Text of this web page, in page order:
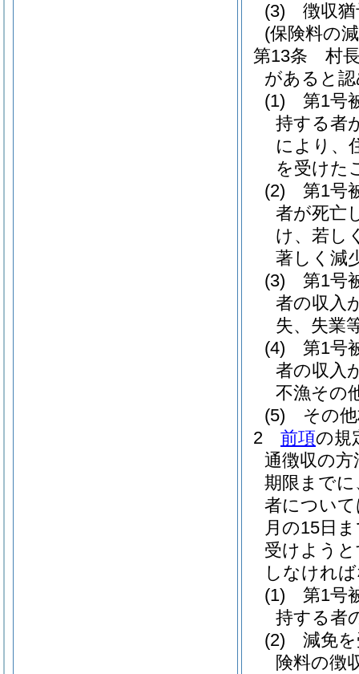
(3)
徴収
(保険料の
第13条
村
があると
(1)
第1号
持する者
により、
を受けた
(2)
第1号
者が死亡
け、若し
著しく減
(3)
第1号
者の収入
失、失業
(4)
第1号
者の収入
不漁その
(5)
その
2
前項の規
通徴収の
期限まで
者につい
月の15日
受けよう
しなけれ
(1)
第1号
持する者
(2)
減免
険料の徴